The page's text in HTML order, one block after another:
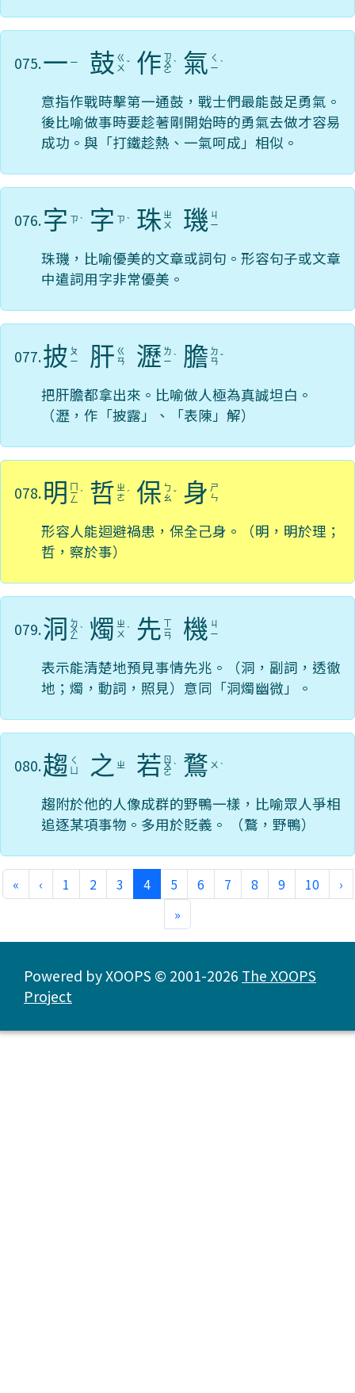
075.一 ㄧ 鼓 ㄍ
ㄨ ˇ 作 ㄗ
ㄨ
ㄛ
ˋ 氣 ㄑ
ㄧ ˋ
意指作戰時擊第一通鼓，戰士們最能鼓足勇氣。
後比喻做事時要趁著剛開始時的勇氣去做才容易
成功。與「打鐵趁熱、一氣呵成」相似。
076.字 ㄗ ˋ 字 ㄗ ˋ 珠 ㄓ
ㄨ
璣 ㄐ
ㄧ
珠璣，比喻優美的文章或詞句。形容句子或文章
中遣詞用字非常優美。
077.披 ㄆ
ㄧ
肝 ㄍ
ㄢ
瀝 ㄌ
ㄧ ˋ 膽 ㄉ
ㄢ ˇ
把肝膽都拿出來。比喻做人極為真誠坦白。
（瀝，作「披露」、「表陳」解）
078.明 ㄧ
ㄥ
ˊ 哲 ㄓ
ㄜ ˊ 保 ㄅ
ㄠ ˇ 身 ㄕ
ㄣ
形容人能迴避禍患，保全己身。（明，明於理；
哲，察於事）
079.洞 ㄉ
ㄨ
ㄥ
ˋ 燭 ㄓ
ㄨ ˊ 先 ㄧ
ㄢ 機 ㄐ
ㄧ
表示能清楚地預見事情先兆。（洞，副詞，透徹
地；燭，動詞，照見）意同「洞燭幽微」。
080.趨 ㄑ
之 ㄓ 若 ㄖ
ㄨ
ㄛ
ˋ 鶩 ㄨ ˋ
趨附於他的人像成群的野鴨一樣，比喻眾人爭相
追逐某項事物。多用於貶義。 （鶩，野鴨）
« ‹ 1 2 3 4(current)
5 6 7 8 9 10
›
»
Powered by XOOPS © 2001-2026 The XOOPS
Project